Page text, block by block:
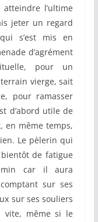
l’ultime
jeter un regard
s’est mis en
d’agrément
pour un
vierge, sait
pour ramasser
d’abord utile de
en même temps,
Le pèlerin qui
de fatigue
car il aura
sur ses
sur ses souliers
vite, même si le